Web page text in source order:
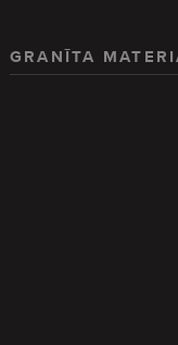
GRANĪTA